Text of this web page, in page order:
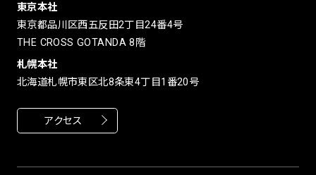
東京本社
東京都品川区西五反田2丁目24番4号
THE CROSS GOTANDA 8階
札幌本社
北海道札幌市東区北8条東4丁目1番20号
アクセス